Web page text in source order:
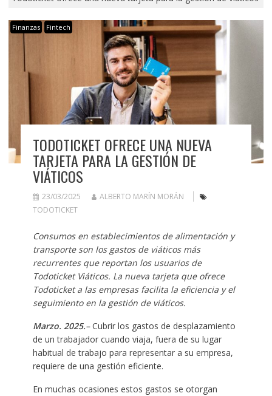
Finanzas Fintech
TODOTICKET OFRECE UNA NUEVA
TARJETA PARA LA GESTIÓN DE
VIÁTICOS
23/03/2025
ALBERTO MARÍN MORÁN
TODOTICKET
Consumos en establecimientos de alimentación y
transporte son los gastos de viáticos más
recurrentes que reportan los usuarios de
Todoticket Viáticos. La nueva tarjeta que ofrece
Todoticket a las empresas facilita la eficiencia y el
seguimiento en la gestión de viáticos.
Marzo. 2025.–Cubrir los gastos de desplazamiento
de un trabajador cuando viaja, fuera de su lugar
habitual de trabajo para representar a su empresa,
requiere de una gestión eficiente.
En muchas ocasiones estos gastos se otorgan